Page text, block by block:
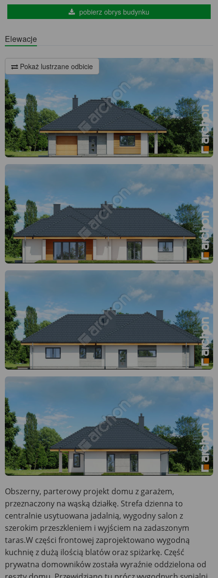
pobierz obrys budynku
Elewacje
Pokaż lustrzane odbicie
Obszerny, parterowy projekt domu z garażem,
przeznaczony na wąską działkę. Strefa dzienna to
centralnie usytuowana jadalnią, wygodny salon z
szerokim przeszkleniem i wyjściem na zadaszonym
taras.W części frontowej zaprojektowano wygodną
kuchnię z dużą ilością blatów oraz spiżarkę. Część
prywatna domowników została wyraźnie oddzielona od